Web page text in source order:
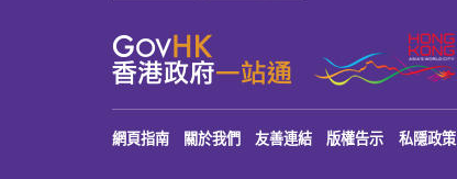
網頁指南 關於我們 友善連結 版權告示 私隱政策